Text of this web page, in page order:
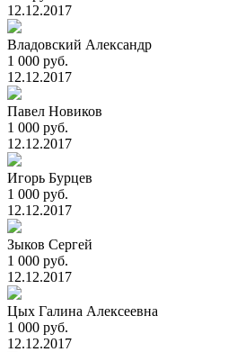
12.12.2017
Владовский Александр
1 000 руб.
12.12.2017
Павел Новиков
1 000 руб.
12.12.2017
Игорь Бурцев
1 000 руб.
12.12.2017
Зыков Сергей
1 000 руб.
12.12.2017
Цых Галина Алексеевна
1 000 руб.
12.12.2017